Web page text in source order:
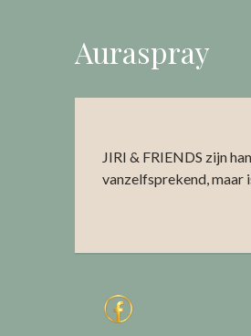
Auraspray
JIRI & FRIENDS zijn
vanzelfsprekend, maar